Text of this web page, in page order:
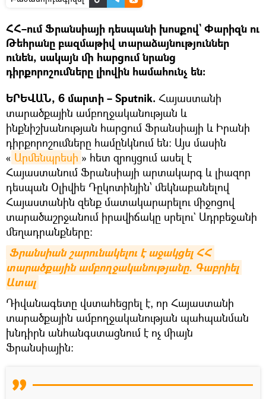
ՀՀ–ում Ֆրանսիայի դեսպանի խոսքով` Փարիզն ու
Թեհրանը բազմաթիվ տարաձայնություններ
ունեն, սակայն մի հարցում նրանց
դիրքորոշումները լիովին համահունչ են։
ԵՐԵՎԱՆ, 6 մարտի – Sputnik. Հայաստանի
տարածքային ամբողջականության և
ինքնիշխանության հարցում Ֆրանսիայի և Իրանի
դիրքորոշումները համընկնում են։ Այս մասին
« Արմենպրեսի » հետ զրույցում ասել է
Հայաստանում Ֆրանսիայի արտակարգ և լիազոր
դեսպան Օլիվիե Դըկոտինյին՝ մեկնաբանելով
Հայաստանին զենք մատակարարելու միջոցով
տարածաշրջանում իրավիճակը սրելու` Ադրբեջանի
մեղադրանքները։
Ֆրանսիան շարունակելու է աջակցել ՀՀ
տարածքային ամբողջականությանը. Գաբրիել
Ատալ
Դիվանագետը վստահեցրել է, որ Հայաստանի
տարածքային ամբողջականության պահպանման
խնդիրն անհանգստացնում է ոչ միայն
Ֆրանսիային։